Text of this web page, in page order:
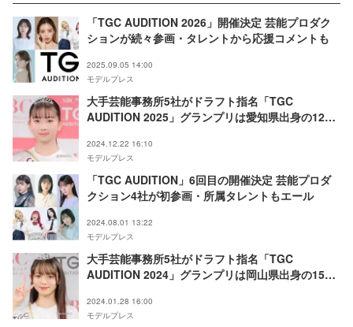
「TGC AUDITION 2026」開催決定 芸能プロダク
ションが続々参画・タレントから応援コメントも
2025.09.05 14:00
モデルプレス
大手芸能事務所5社がドラフト指名「TGC
AUDITION 2025」グランプリは愛知県出身の12
2024.12.22 16:10
モデルプレス
「TGC AUDITION」6回目の開催決定 芸能プロダ
クション4社が初参画・所属タレントもエール
2024.08.01 13:22
モデルプレス
大手芸能事務所5社がドラフト指名「TGC
AUDITION 2024」グランプリは岡山県出身の15
2024.01.28 16:00
モデルプレス